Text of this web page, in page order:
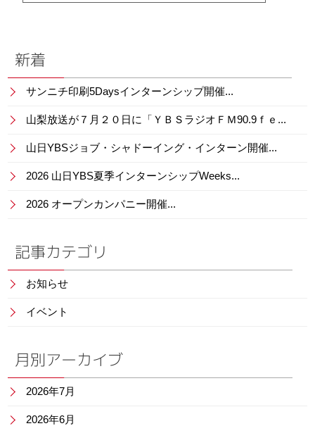
新着
サンニチ印刷5Daysインターンシップ開催...
山梨放送が７月２０日に「ＹＢＳラジオＦＭ90.9ｆｅ...
山日YBSジョブ・シャドーイング・インターン開催...
2026 山日YBS夏季インターンシップWeeks...
2026 オープンカンパニー開催...
記事カテゴリ
お知らせ
イベント
月別アーカイブ
2026年7月
2026年6月